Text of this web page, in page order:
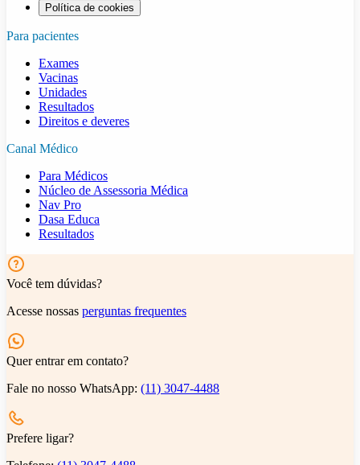
Política de cookies
Para pacientes
Exames
Vacinas
Unidades
Resultados
Direitos e deveres
Canal Médico
Para Médicos
Núcleo de Assessoria Médica
Nav Pro
Dasa Educa
Resultados
Você tem dúvidas?
Acesse nossas perguntas frequentes
Quer entrar em contato?
Fale no nosso WhatsApp: (11) 3047-4488
Prefere ligar?